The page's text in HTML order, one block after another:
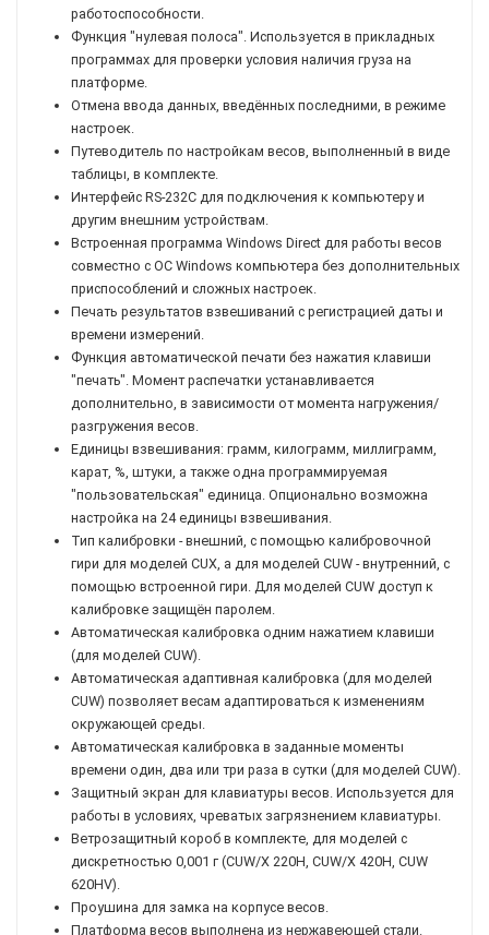
работоспособности.
Функция "нулевая полоса". Используется в прикладных
программах для проверки условия наличия груза на
платформе.
Отмена ввода данных, введённых последними, в режиме
настроек.
Путеводитель по настройкам весов, выполненный в виде
таблицы, в комплекте.
Интерфейс RS-232C для подключения к компьютеру и
другим внешним устройствам.
Встроенная программа Windows Direct для работы весов
совместно с ОС Windows компьютера без дополнительных
приспособлений и сложных настроек.
Печать результатов взвешиваний с регистрацией даты и
времени измерений.
Функция автоматической печати без нажатия клавиши
"печать". Момент распечатки устанавливается
дополнительно, в зависимости от момента нагружения/
разгружения весов.
Единицы взвешивания: грамм, килограмм, миллиграмм,
карат, %, штуки, а также одна программируемая
"пользовательская" единица. Опционально возможна
настройка на 24 единицы взвешивания.
Тип калибровки - внешний, с помощью калибровочной
гири для моделей CUX, а для моделей CUW - внутренний, с
помощью встроенной гири. Для моделей CUW доступ к
калибровке защищён паролем.
Автоматическая калибровка одним нажатием клавиши
(для моделей CUW).
Автоматическая адаптивная калибровка (для моделей
CUW) позволяет весам адаптироваться к изменениям
окружающей среды.
Автоматическая калибровка в заданные моменты
времени один, два или три раза в сутки (для моделей CUW).
Защитный экран для клавиатуры весов. Используется для
работы в условиях, чреватых загрязнением клавиатуры.
Ветрозащитный короб в комплекте, для моделей с
дискретностью 0,001 г (CUW/X 220H, CUW/X 420H, CUW
620HV).
Проушина для замка на корпусе весов.
Платформа весов выполнена из нержавеющей стали.